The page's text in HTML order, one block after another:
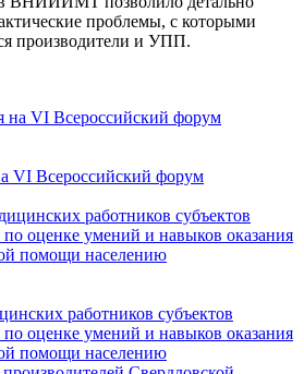
проблемы, с которыми
производители и УПП.
VI Всероссийский форум
работников субъектов
оценке умений и навыков оказания
помощи населению